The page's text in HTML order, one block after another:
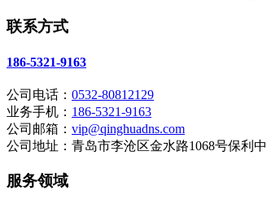
联系方式
186-5321-9163
公司电话： 0532-80812129
业务手机： 186-5321-9163
公司邮箱： vip@qinghuadns.com
公司地址：青岛市李沧区金水路1068号保利
服务领域